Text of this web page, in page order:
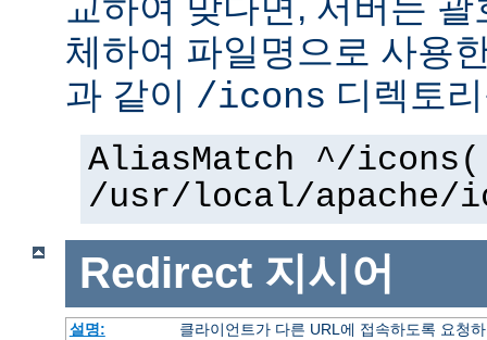
체하여 파일명으로 사용
과 같이 /icons 디렉토
AliasMatch ^/
/usr/local/apache/
Redirect 지시어
설명:
클라이언트가 다른 URL에 접속하도록 요청